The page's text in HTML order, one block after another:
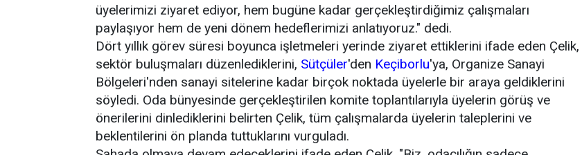
üyelerimizi ziyaret ediyor, hem bugüne kadar gerçekleştirdiğimiz çalışmaları
paylaşıyor hem de yeni dönem hedeflerimizi anlatıyoruz." dedi.
Dört yıllık görev süresi boyunca işletmeleri yerinde ziyaret ettiklerini ifade eden Çelik,
sektör buluşmaları düzenlediklerini, Sütçüler'den Keçiborlu'ya, Organize Sanayi
Bölgeleri'nden sanayi sitelerine kadar birçok noktada üyelerle bir araya geldiklerini
söyledi. Oda bünyesinde gerçekleştirilen komite toplantılarıyla üyelerin görüş ve
önerilerini dinlediklerini belirten Çelik, tüm çalışmalarda üyelerin taleplerini ve
beklentilerini ön planda tuttuklarını vurguladı.